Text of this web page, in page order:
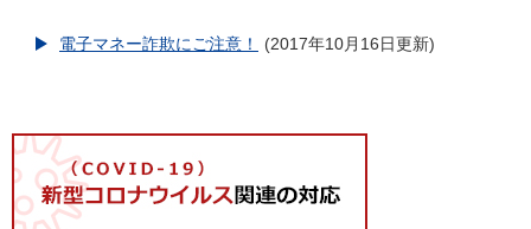
電子マネー詐欺にご注意！ 2017年10月16日更新